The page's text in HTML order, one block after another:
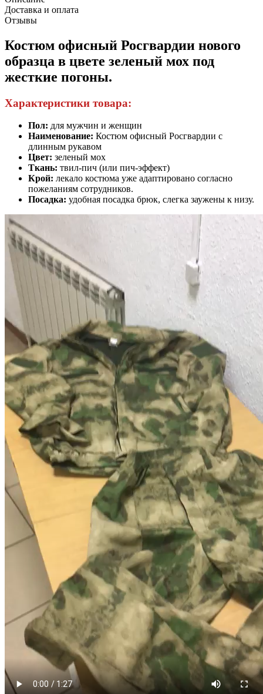
Доставка и оплата
Отзывы
Костюм офисный Росгвардии нового
образца в цвете зеленый мох под
жесткие погоны.
Характеристики товара:
Пол: для мужчин и женщин
Наименование: Костюм офисный Росгвардии с
длинным рукавом
Цвет: зеленый мох
Ткань: твил-пич (или пич-эффект)
Крой: лекало костюма уже адаптировано согласно
пожеланиям сотрудников.
Посадка: удобная посадка брюк, слегка заужены к низу.